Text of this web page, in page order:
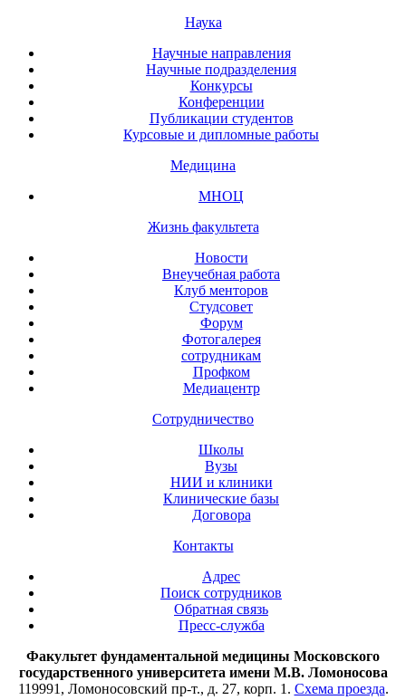
Наука
Научные направления
Научные подразделения
Конкурсы
Конференции
Публикации студентов
Курсовые и дипломные работы
Медицина
МНОЦ
Жизнь факультета
Новости
Внеучебная работа
Клуб менторов
Студсовет
Форум
Фотогалерея
сотрудникам
Профком
Медиацентр
Сотрудничество
Школы
Вузы
НИИ и клиники
Клинические базы
Договора
Контакты
Адрес
Поиск сотрудников
Обратная связь
Пресс-служба
Факультет фундаментальной медицины Московского
государственного университета имени М.В. Ломоносова
119991, Ломоносовский пр-т., д. 27, корп. 1. Схема проезда.